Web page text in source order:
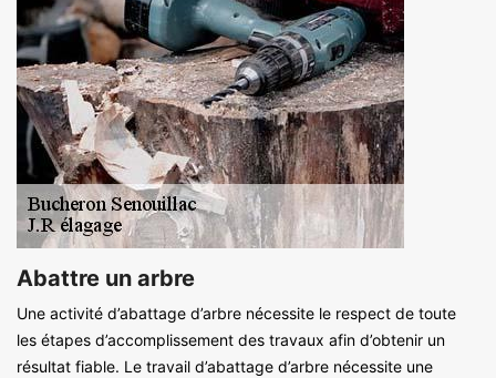
Abattre un arbre
Une activité d’abattage d’arbre nécessite le respect de toute
les étapes d’accomplissement des travaux afin d’obtenir un
résultat fiable. Le travail d’abattage d’arbre nécessite une